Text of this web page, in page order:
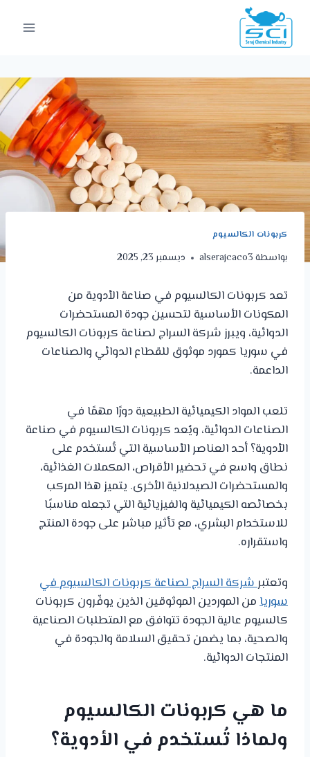
كربونات الكالسيوم
بواسطةalserajcaco3 ديسمبر 23, 2025
تعد كربونات الكالسيوم في صناعة الأدوية من
المكونات الأساسية لتحسين جودة المستحضرات
الدوائية، ويبرز شركة السراج لصناعة كربونات الكالسيوم
في سوريا كمورد موثوق للقطاع الدوائي والصناعات
الداعمة.
تلعب المواد الكيميائية الطبيعية دورًا مهمًا في
الصناعات الدوائية، ويُعد كربونات الكالسيوم في صناعة
الأدوية؟ أحد العناصر الأساسية التي تُستخدم على
نطاق واسع في تحضير الأقراص، المكملات الغذائية،
والمستحضرات الصيدلانية الأخرى. يتميز هذا المركب
بخصائصه الكيميائية والفيزيائية التي تجعله مناسبًا
للاستخدام البشري، مع تأثير مباشر على جودة المنتج
واستقراره.
وتعتبرشركة السراج لصناعة كربونات الكالسيوم في
سوريامن الموردين الموثوقين الذين يوفّرون كربونات
كالسيوم عالية الجودة تتوافق مع المتطلبات الصناعية
والصحية، بما يضمن تحقيق السلامة والجودة في
المنتجات الدوائية.
ما هي كربونات الكالسيوم
ولماذا تُستخدم في الأدوية؟